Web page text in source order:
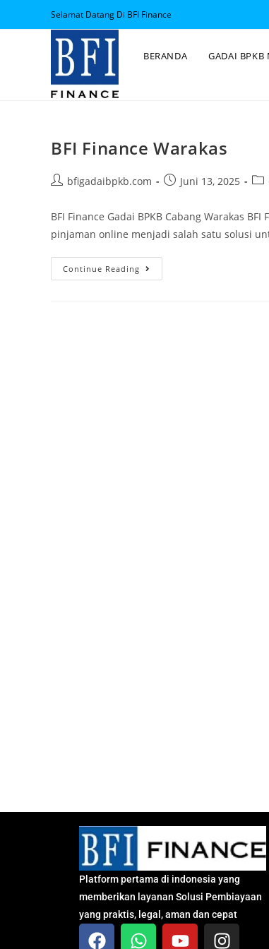
Selamat Datang Di BFI Finance
BERANDA GADAI BPKB
BFI Finance Warakas
bfigadaibpkb.com Juni 13, 2025
BFI Finance Gadai BPKB Cabang Warakas
pinjaman online menjadi salah satu solusi
Continue Reading
Platform pertama di indonesia yang
memberikan layanan Solusi Pembiayaan
yang praktis, legal, aman dan cepat